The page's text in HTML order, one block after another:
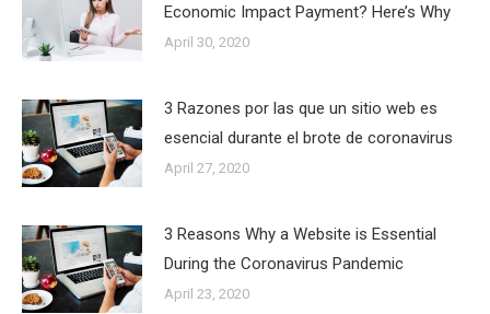
Economic Impact Payment? Here’s Why
April 30, 2020
3 Razones por las que un sitio web es
esencial durante el brote de coronavirus
April 27, 2020
3 Reasons Why a Website is Essential
During the Coronavirus Pandemic
April 23, 2020